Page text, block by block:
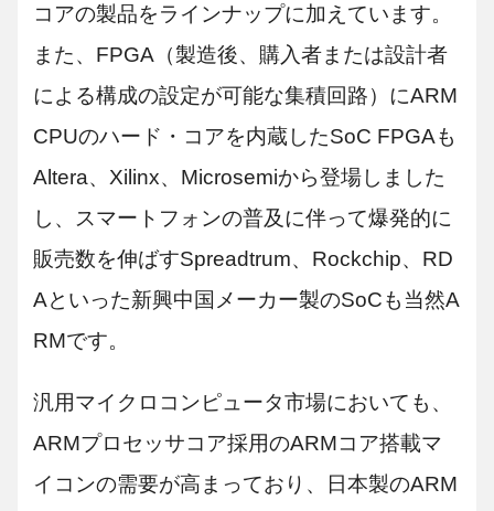
コアの製品をラインナップに加えています。
また、FPGA（製造後、購入者または設計者
による構成の設定が可能な集積回路）にARM
CPUのハード・コアを内蔵したSoC FPGAも
Altera、Xilinx、Microsemiから登場しました
し、スマートフォンの普及に伴って爆発的に
販売数を伸ばすSpreadtrum、Rockchip、RD
Aといった新興中国メーカー製のSoCも当然A
RMです。
汎用マイクロコンピュータ市場においても、
ARMプロセッサコア採用のARMコア搭載マ
イコンの需要が高まっており、日本製のARM